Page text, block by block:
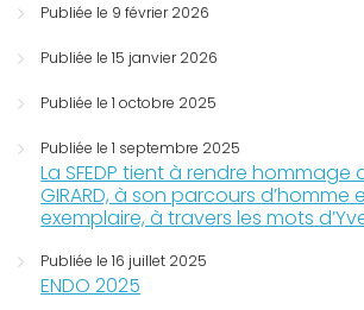
Publiée le 9 février 2026
Publiée le 15 janvier 2026
Publiée le 1 octobre 2025
Publiée le 1 septembre 2025
La SFEDP tient à rendre hommage
GIRARD, à son parcours
exemplaire, à travers les mots
Publiée le 16 juillet 2025
ENDO 2025